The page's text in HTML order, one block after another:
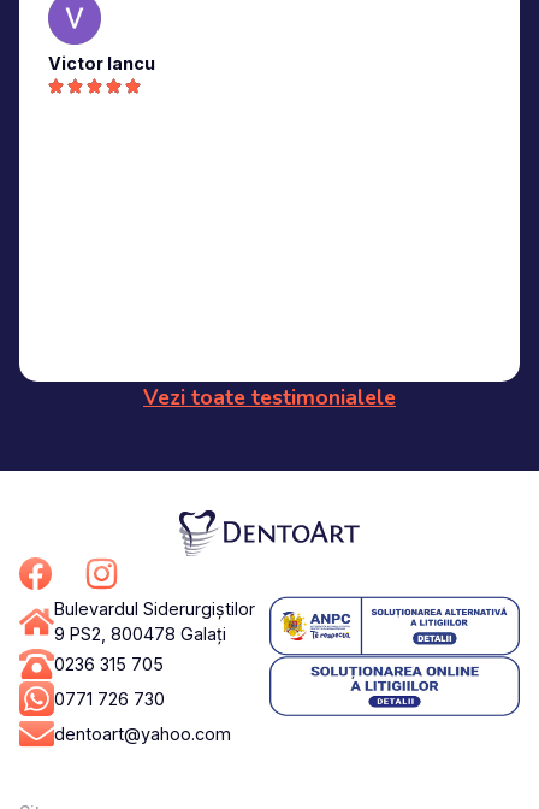
Victor Iancu
Vezi toate testimonialele
Bulevardul Siderurgiștilor
9 PS2, 800478 Galați
0236 315 705
0771 726 730
dentoart@yahoo.com